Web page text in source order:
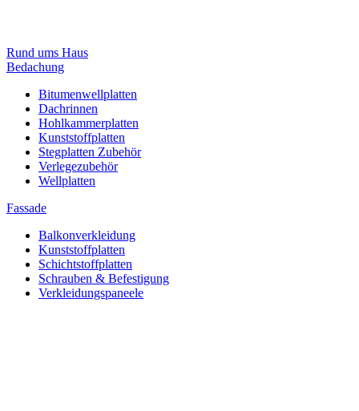
Rund ums Haus
Bedachung
Bitumenwellplatten
Dachrinnen
Hohlkammerplatten
Kunststoffplatten
Stegplatten Zubehör
Verlegezubehör
Wellplatten
Fassade
Balkonverkleidung
Kunststoffplatten
Schichtstoffplatten
Schrauben & Befestigung
Verkleidungspaneele